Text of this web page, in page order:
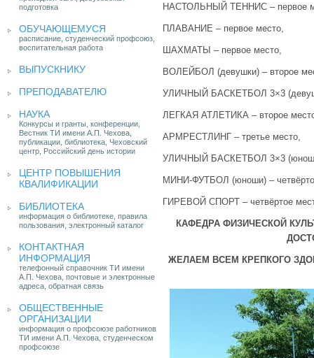
подготовка
ОБУЧАЮЩЕМУСЯ
расписание, студенческий профсоюз,
воспитательная работа
ВЫПУСКНИКУ
ПРЕПОДАВАТЕЛЮ
НАУКА
Конкурсы и гранты, конференции,
Вестник ТИ имени А.П. Чехова,
публикации, библиотека, Чеховский
центр, Российский день истории
ЦЕНТР ПОВЫШЕНИЯ
КВАЛИФИКАЦИИ
БИБЛИОТЕКА
информация о библиотеке, правила
пользования, электронный каталог
КОНТАКТНАЯ
ИНФОРМАЦИЯ
телефонный справочник ТИ имени
А.П. Чехова, почтовые и электронные
адреса, обратная связь
ОБЩЕСТВЕННЫЕ
ОРГАНИЗАЦИИ
информация о профсоюзе работников
ТИ имени А.П. Чехова, студенческом
профсоюзе
НАСТОЛЬНЫЙ ТЕННИС – первое
ПЛАВАНИЕ – первое место,
ШАХМАТЫ – первое место,
ВОЛЕЙБОЛ (девушки) – второе
УЛИЧНЫЙ БАСКЕТБОЛ 3×3
ЛЕГКАЯ АТЛЕТИКА – второе
АРМРЕСТЛИНГ – третье место,
УЛИЧНЫЙ БАСКЕТБОЛ 3×3
МИНИ-ФУТБОЛ (юноши) –
ГИРЕВОЙ СПОРТ – четвёртое
КАФЕДРА ФИЗИЧЕСКОЙ
ЖЕЛАЕМ ВСЕМ КРЕПКОГО